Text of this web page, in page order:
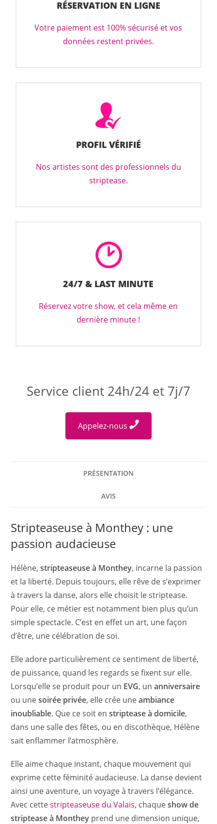
RÉSERVATION EN LIGNE
Votre paiement est 100% sécurisé et vos
données restent privées.
PROFIL VÉRIFIÉ
Nos artistes sont des professionnels du
striptease.
24/7 & LAST MINUTE
Réservez votre show, et cela même en
dernière minute !
Service client 24h/24 et 7j/7
Appelez-nous
PRÉSENTATION
AVIS
Stripteaseuse à Monthey : une
passion audacieuse
Hélène,stripteaseuse à Monthey, incarne la passion
et la liberté. Depuis toujours, elle rêve de s’exprimer
à travers la danse, alors elle choisit le striptease.
Pour elle, ce métier est notamment bien plus qu’un
simple spectacle. C’est en effet un art, une façon
d’être, une célébration de soi.
Elle adore particulièrement ce sentiment de liberté,
de puissance, quand les regards se fixent sur elle.
Lorsqu’elle se produit pour un EVG, unanniversaire
ou unesoirée privée, elle crée uneambiance
inoubliable. Que ce soit enstriptease à domicile,
dans une salle des fêtes, ou en discothèque, Hélène
sait enflammer l’atmosphère.
Elle aime chaque instant, chaque mouvement qui
exprime cette féminité audacieuse. La danse devient
ainsi une aventure, un voyage à travers l’élégance.
Avec cettestripteaseuse du Valais, chaqueshow de
striptease à Monthey prend une dimension unique,